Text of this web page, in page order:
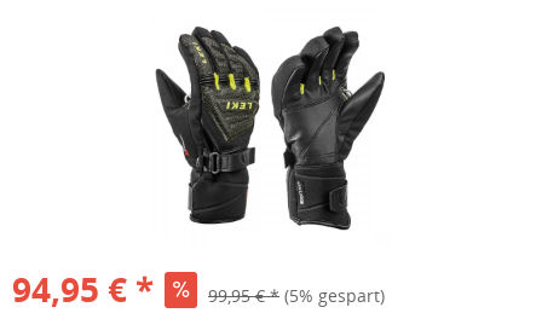
94,95 € * 99,95 € * (5% gespart)